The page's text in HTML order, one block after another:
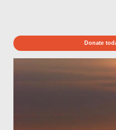
Donate